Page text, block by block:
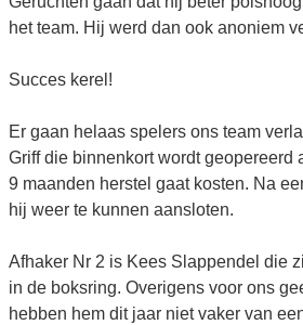
het team. Hij werd dan ook anoniem
Succes kerel!
Er gaan helaas spelers ons team
Griff die binnenkort wordt geopereerd
9 maanden herstel gaat kosten. Na
hij weer te kunnen aansloten.
Afhaker Nr 2 is Kees Slappendel die
in de boksring. Overigens voor ons
hebben hem dit jaar niet vaker van